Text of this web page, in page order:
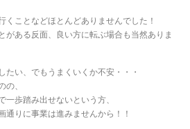
くことなどほとんどありませんでした！
がある反面、良い方に転ぶ場合も当然ありま
たい、でもうまくいくか不安・・・
、
歩踏み出せないという方、
通りに事業は進みませんから！！